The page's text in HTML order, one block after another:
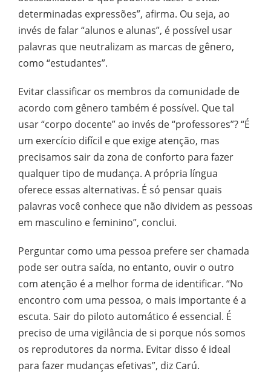
determinadas expressões”, afirma. Ou seja, ao
invés de falar “alunos e alunas”, é possível usar
palavras que neutralizam as marcas de gênero,
como “estudantes”.
Evitar classificar os membros da comunidade de
acordo com gênero também é possível. Que tal
usar “corpo docente” ao invés de “professores”? “É
um exercício difícil e que exige atenção, mas
precisamos sair da zona de conforto para fazer
qualquer tipo de mudança. A própria língua
oferece essas alternativas. É só pensar quais
palavras você conhece que não dividem as pessoas
em masculino e feminino”, conclui.
Perguntar como uma pessoa prefere ser chamada
pode ser outra saída, no entanto, ouvir o outro
com atenção é a melhor forma de identificar. “No
encontro com uma pessoa, o mais importante é a
escuta. Sair do piloto automático é essencial. É
preciso de uma vigilância de si porque nós somos
os reprodutores da norma. Evitar disso é ideal
para fazer mudanças efetivas”, diz Carú.